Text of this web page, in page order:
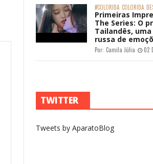
#COLORIDA COLORIDA
Primeiras
The Series: O
Tailandês,
russa de
Por: Camila Júlia 02
TWITTER
Tweets by AparatoBlog